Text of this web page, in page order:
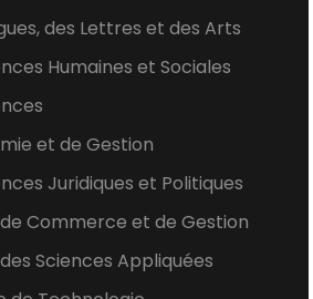
des Lettres et des Arts
Humaines et Sociales
et de Gestion
Juridiques et Politiques
Commerce et de Gestion
Sciences Appliquées